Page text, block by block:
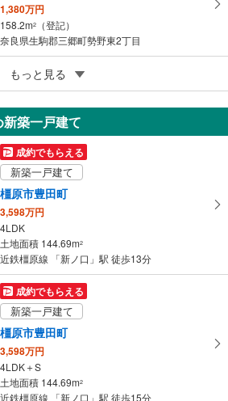
1,380万円
158.2m2
（登記）
奈良県生駒郡三郷町勢野東2丁目
成約でもらえる
奈良市西大寺芝町2丁目
6,000万円
149.15m
（登記）
奈良県奈良市西大寺芝町2丁目
もっと見る
築一戸建て
成約でもらえる
新築一戸建て
橿原市豊田町
3,598万円
4LDK
土地面積 144.69m2
近鉄橿原線 「新ノ口」駅 徒歩13分
成約でもらえる
新築一戸建て
橿原市豊田町
3,598万円
4LDK＋S
土地面積 144.69m2
近鉄橿原線 「新ノ口」駅 徒歩15分